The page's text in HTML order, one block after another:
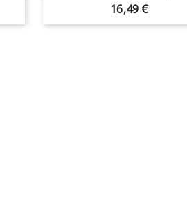
16,49 €